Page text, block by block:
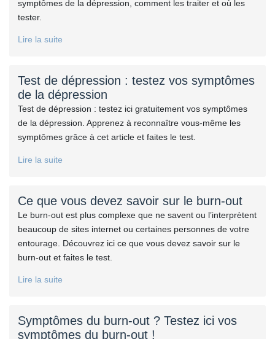
symptômes de la dépression, comment les traiter et où les
tester.
Lire la suite
Test de dépression : testez vos symptômes
de la dépression
Test de dépression : testez ici gratuitement vos symptômes
de la dépression. Apprenez à reconnaître vous-même les
symptômes grâce à cet article et faites le test.
Lire la suite
Ce que vous devez savoir sur le burn-out
Le burn-out est plus complexe que ne savent ou l’interprètent
beaucoup de sites internet ou certaines personnes de votre
entourage. Découvrez ici ce que vous devez savoir sur le
burn-out et faites le test.
Lire la suite
Symptômes du burn-out ? Testez ici vos
symptômes du burn-out !